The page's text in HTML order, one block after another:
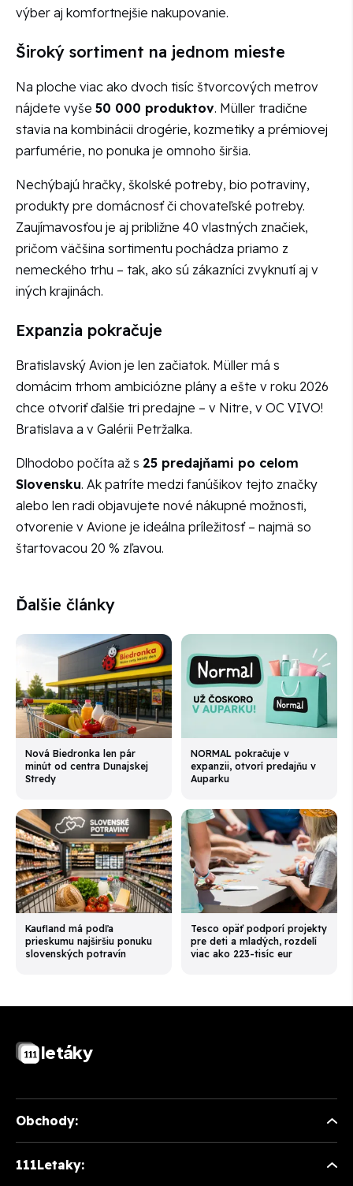
výber aj komfortnejšie nakupovanie.
Široký sortiment na jednom mieste
Na ploche viac ako dvoch tisíc štvorcových metrov
nájdete vyše 50 000 produktov. Müller tradične
stavia na kombinácii drogérie, kozmetiky a prémiovej
parfumérie, no ponuka je omnoho širšia.
Nechýbajú hračky, školské potreby, bio potraviny,
produkty pre domácnosť či chovateľské potreby.
Zaujímavosťou je aj približne 40 vlastných značiek,
pričom väčšina sortimentu pochádza priamo z
nemeckého trhu – tak, ako sú zákazníci zvyknutí aj v
iných krajinách.
Expanzia pokračuje
Bratislavský Avion je len začiatok. Müller má s
domácim trhom ambiciózne plány a ešte v roku 2026
chce otvoriť ďalšie tri predajne – v Nitre, v OC VIVO!
Bratislava a v Galérii Petržalka.
Dlhodobo počíta až s 25 predajňami po celom
Slovensku. Ak patríte medzi fanúšikov tejto značky
alebo len radi objavujete nové nákupné možnosti,
otvorenie v Avione je ideálna príležitosť – najmä so
štartovacou 20 % zľavou.
Ďalšie články
Nová Biedronka len pár
minút od centra Dunajskej
Stredy
NORMAL pokračuje v
expanzii, otvorí predajňu v
Auparku
Kaufland má podľa
prieskumu najširšiu ponuku
slovenských potravín
Tesco opäť podporí projekty
pre deti a mladých, rozdelí
viac ako 223-tisíc eur
letáky
Obchody:
111Letaky: